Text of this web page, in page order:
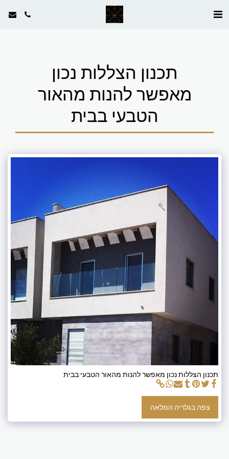
תכנון הצללות נכון
מאפשר להנות מהאור
הטבעי בבית
תכנון הצללות נכון מאפשר להנות מהאור הטבעי בבית
צפה בגלריה המלאה